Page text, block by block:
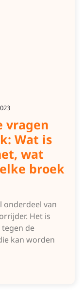
vragen
Wat is
wat
broek
onderdeel van
Het is
de
kan worden